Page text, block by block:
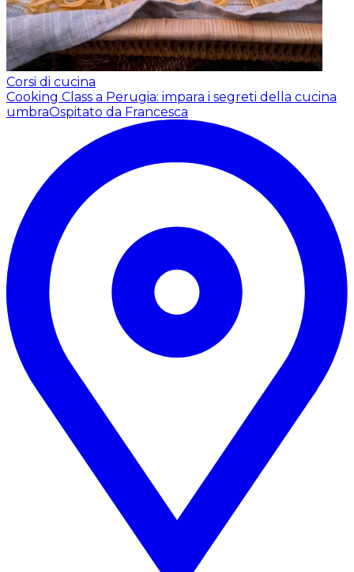
Corsi di cucina
Cooking Class a Perugia: impara i segreti della cucina
umbraOspitato da Francesca